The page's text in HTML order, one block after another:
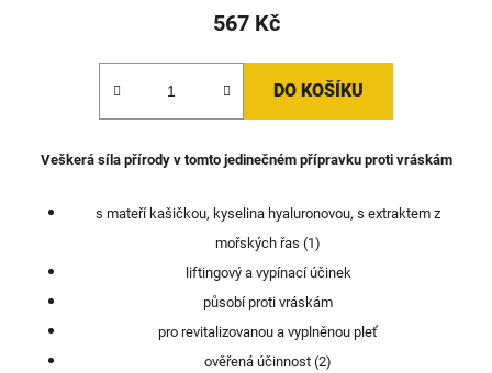
567 Kč
DO KOŠÍKU
Veškerá síla přírody v tomto jedinečném přípravku proti vráskám
s mateří kašičkou, kyselina hyaluronovou, s extraktem z
mořských řas (1)
liftingový a vypínací účinek
působí proti vráskám
pro revitalizovanou a vyplněnou pleť
ověřená účinnost (2)